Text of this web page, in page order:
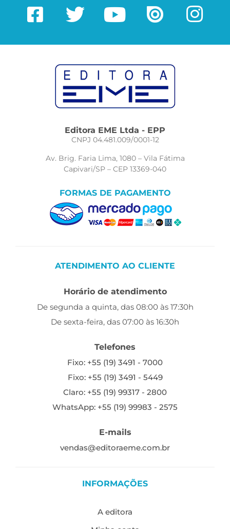
Editora EME Ltda - EPP
CNPJ 04.481.009/0001-12
Av. Brig. Faria Lima, 1080 – Vila Fátima
Capivari/SP – CEP 13369-040
FORMAS DE PAGAMENTO
ATENDIMENTO AO CLIENTE
Horário de atendimento
De segunda a quinta, das 08:00 às 17:30h
De sexta-feira, das 07:00 às 16:30h
Telefones
Fixo: +55 (19) 3491 - 7000
Fixo: +55 (19) 3491 - 5449
Claro: +55 (19) 99317 - 2800
WhatsApp: +55 (19) 99983 - 2575
E-mails
vendas@editoraeme.com.br
INFORMAÇÕES
A editora